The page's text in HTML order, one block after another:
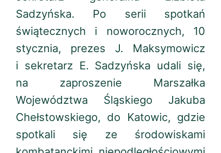
Sadzyńska. Po serii spotkań
świątecznych i noworocznych, 10
stycznia, prezes J. Maksymowicz
i sekretarz E. Sadzyńska udali się,
na zaproszenie Marszałka
Województwa Śląskiego Jakuba
Chełstowskiego, do Katowic, gdzie
spotkali się ze środowiskami